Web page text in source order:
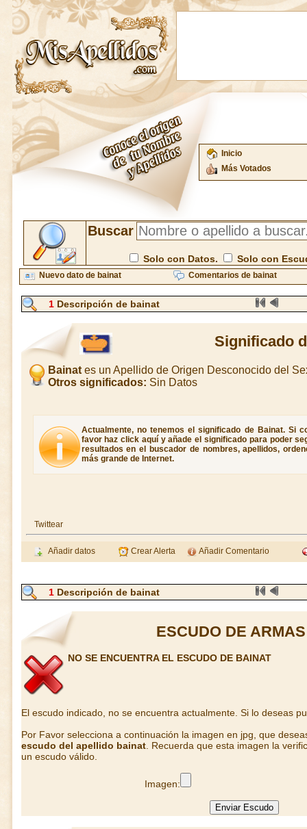
Inicio
Más Votados
Buscar
Solo con Datos. Solo con
Nuevo dato de bainat Comentarios de bainat
1 Descripción de bainat
Significado
Bainates un Apellido de Origen Desconocido del
Otros significados: Sin Datos
Actualmente, no tenemos el significado de Bainat. Si
favor haz click aquí y añade el significado para poder
resultados en el buscador de nombres, apellidos,
más grande de Internet.
Twittear
Añadir datos Crear Alerta Añadir Comentario
1 Descripción de bainat
ESCUDO DE
NO SE ENCUENTRA EL ESCUDO DE BAINAT
El escudo indicado, no se encuentra actualmente. Si lo deseas
Por Favor selecciona a continuación la imagen en jpg, que
escudo del apellido bainat . Recuerda que esta imagen la
un escudo válido.
Imagen: